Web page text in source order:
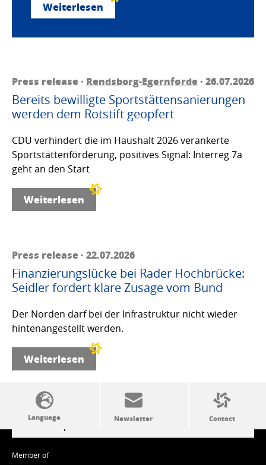
Weiterlesen
Press release · Rendsborg-Egernførde· 26.07.2026
Bereits bewilligte Sportstättensanierungen
werden dem Rotstift geopfert
CDU verhindert die im Haushalt 2026 verankerte
Sportstättenförderung, positives Signal: Interreg 7a
geht an den Start
Weiterlesen
Press release · 22.07.2026
Finanzierungslücke bei Rader Hochbrücke:
Seidler fordert klare Zusage vom Bund
Der Norden darf bei der Infrastruktur nicht wieder
hintenangestellt werden.
Weiterlesen
SSW politics from A to Z
Member of